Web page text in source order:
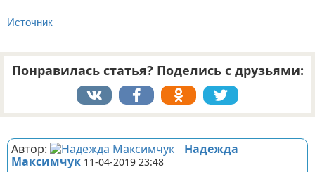
Источник
Понравилась статья? Поделись с друзьями:
Автор:
Надежда
Максимчук 11-04-2019 23:48